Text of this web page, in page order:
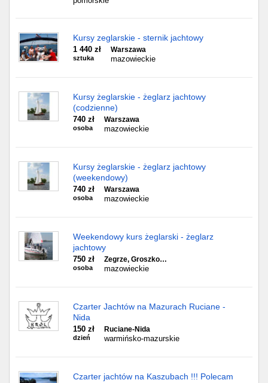
Kursy zeglarskie - sternik jachtowy
1 440 zł
sztuka
Warszawa
mazowieckie
Kursy żeglarskie - żeglarz jachtowy
(codzienne)
740 zł
osoba
Warszawa
mazowieckie
Kursy żeglarskie - żeglarz jachtowy
(weekendowy)
740 zł
osoba
Warszawa
mazowieckie
Weekendowy kurs żeglarski - żeglarz
jachtowy
750 zł
osoba
Zegrze, Groszko…
mazowieckie
Czarter Jachtów na Mazurach Ruciane -
Nida
150 zł
dzień
Ruciane-Nida
warmińsko-mazurskie
Czarter jachtów na Kaszubach !!! Polecam